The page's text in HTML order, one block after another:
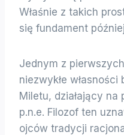
Właśnie z takich
się fundament
Jednym z
niezwykłe własności
Miletu, działający na
p.n.e. Filozof ten
ojców tradycji